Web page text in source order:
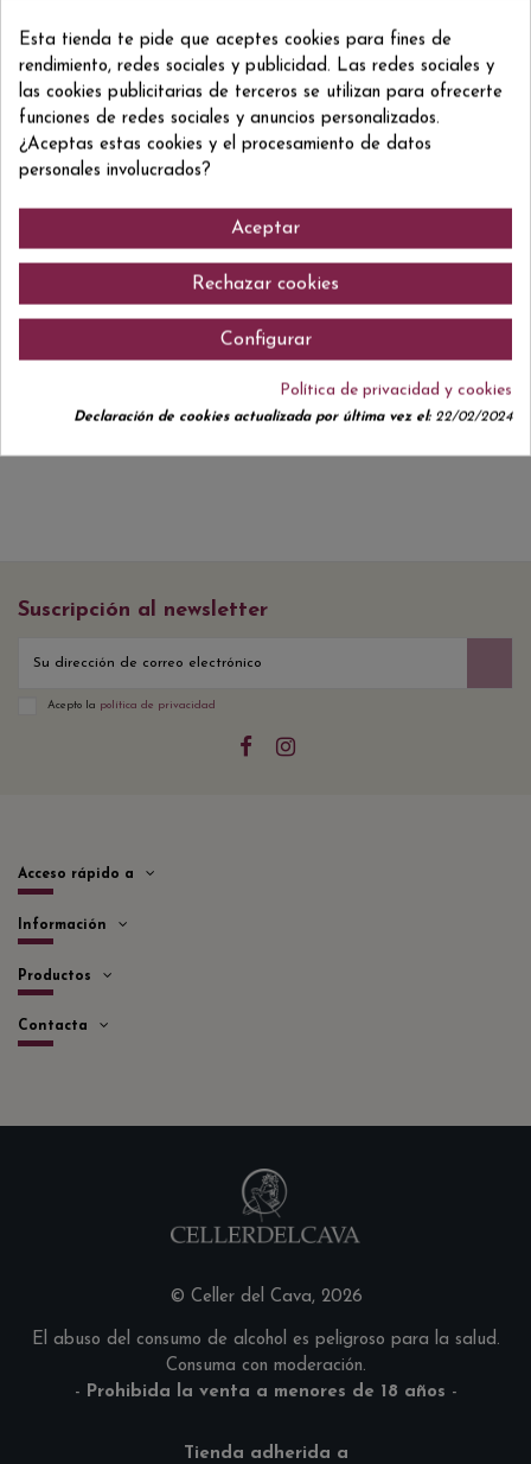
Formato/Format 70 CL
Grado/Grau
ean13
Suscripción al newsletter
Acepto la política de privacidad
Acceso rápido a
Información
Productos
Contacta
© Celler del Cava, 2026
El abuso del consumo de alcohol es peligroso para la salud.
Consuma con moderación.
- Prohibida la venta a menores de 18 años -
Tienda adherida a
Esta tienda te pide que aceptes cookies para fines de
rendimiento, redes sociales y publicidad. Las redes sociales y
las cookies publicitarias de terceros se utilizan para ofrecerte
funciones de redes sociales y anuncios personalizados.
¿Aceptas estas cookies y el procesamiento de datos
personales involucrados?
Aceptar
Rechazar cookies
Configurar
Política de privacidad y cookies
Declaración de cookies actualizada por última vez el:22/02/2024